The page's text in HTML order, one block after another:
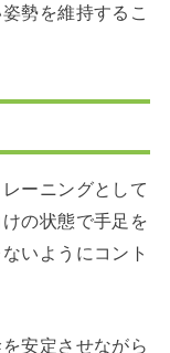
勢を維持するこ
ーニングとして
の状態で手足を
いようにコント
安定させながら